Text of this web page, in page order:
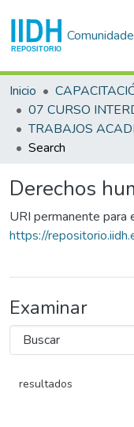
Inicio
TRABAJOS
Search
Derechos
URI permanente para
https://
Examinar
resultados